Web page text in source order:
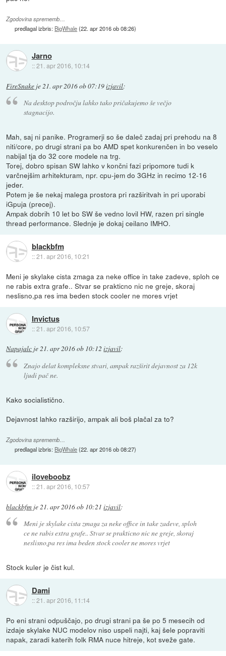
Zgodovina sprememb…
predlagal izbris: BigWhale(22. apr 2016 ob 08:26)
Jarno
::21. apr 2016, 10:14
FireSnake je21. apr 2016 ob 07:19izjavil:
Na desktop področju lahko tako pričakujemo še večjo
stagnacijo.
Mah, saj ni panike. Programerji so še daleč zadaj pri prehodu na 8
niti/core, po drugi strani pa bo AMD spet konkurenčen in bo veselo
nabijal tja do 32 core modele na trg.
Torej, dobro spisan SW lahko v končni fazi pripomore tudi k
varčnejšim arhitekturam, npr. cpu-jem do 3GHz in recimo 12-16
jeder.
Potem je še nekaj malega prostora pri razširitvah in pri uporabi
iGpuja (precej).
Ampak dobrih 10 let bo SW še vedno lovil HW, razen pri single
thread performance. Slednje je dokaj ceilano IMHO.
blackbfm
::21. apr 2016, 10:21
Meni je skylake cista zmaga za neke office in take zadeve, sploh ce
ne rabis extra grafe.. Stvar se prakticno nic ne greje, skoraj
neslisno,pa res ima beden stock cooler ne mores vrjet
Invictus
::21. apr 2016, 10:57
Napajalc je21. apr 2016 ob 10:12 izjavil:
Znajo delat kompleksne stvari, ampak razširit dejavnost za 12k
ljudi pač ne.
Kako socialistično.
Dejavnost lahko razširijo, ampak ali boš plačal za to?
Zgodovina sprememb…
predlagal izbris: BigWhale(22. apr 2016 ob 08:27)
iloveboobz
::21. apr 2016, 10:57
blackbfm je21. apr 2016 ob 10:21 izjavil:
Meni je skylake cista zmaga za neke office in take zadeve, sploh
ce ne rabis extra grafe.. Stvar se prakticno nic ne greje, skoraj
neslisno,pa res ima beden stock cooler ne mores vrjet
Stock kuler je čist kul.
Dami
::21. apr 2016, 11:14
Po eni strani odpuščajo, po drugi strani pa še po 5 mesecih od
izdaje skylake NUC modelov niso uspeli najti, kaj šele popraviti
napak, zaradi katerih folk RMA nuce hitreje, kot sveže gate.